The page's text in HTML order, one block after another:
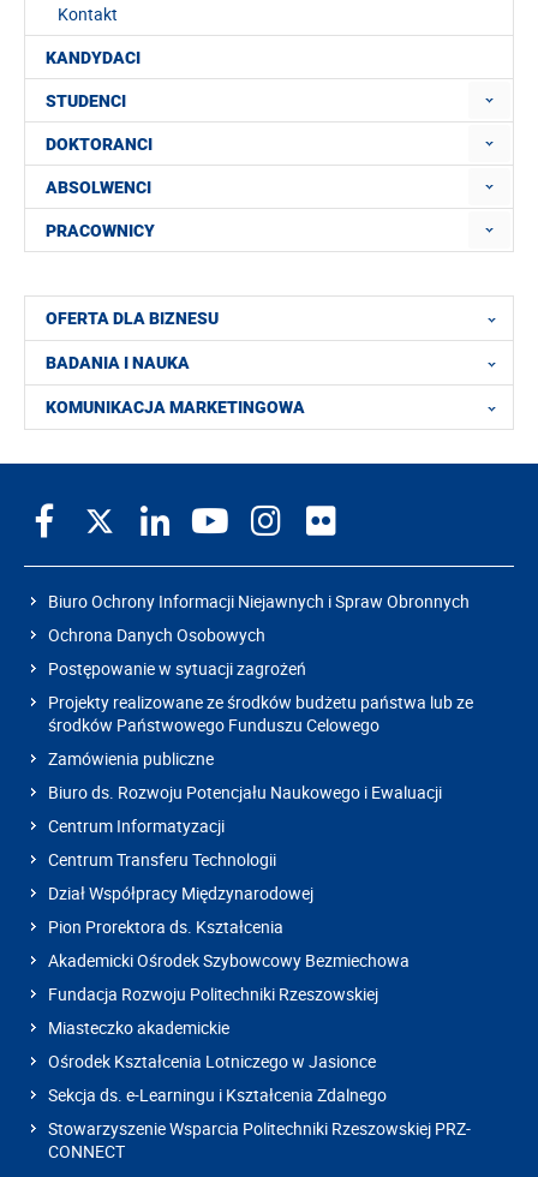
Kontakt
KANDYDACI
STUDENCI
DOKTORANCI
ABSOLWENCI
PRACOWNICY
OFERTA DLA BIZNESU
BADANIA I NAUKA
KOMUNIKACJA MARKETINGOWA
Biuro Ochrony Informacji Niejawnych i Spraw Obronnych
Ochrona Danych Osobowych
Postępowanie w sytuacji zagrożeń
Projekty realizowane ze środków budżetu państwa lub ze
środków Państwowego Funduszu Celowego
Zamówienia publiczne
Biuro ds. Rozwoju Potencjału Naukowego i Ewaluacji
Centrum Informatyzacji
Centrum Transferu Technologii
Dział Współpracy Międzynarodowej
Pion Prorektora ds. Kształcenia
Akademicki Ośrodek Szybowcowy Bezmiechowa
Fundacja Rozwoju Politechniki Rzeszowskiej
Miasteczko akademickie
Ośrodek Kształcenia Lotniczego w Jasionce
Sekcja ds. e-Learningu i Kształcenia Zdalnego
Stowarzyszenie Wsparcia Politechniki Rzeszowskiej PRZ-
CONNECT